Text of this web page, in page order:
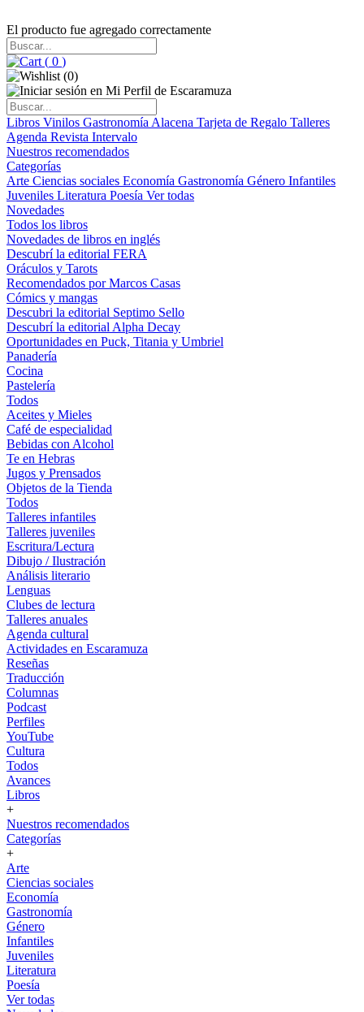
El producto fue agregado correctamente
( 0 )
(0)
Libros Vinilos Gastronomía Alacena Tarjeta de Regalo Talleres
Agenda Revista Intervalo
Nuestros recomendados
Categorías
Arte Ciencias sociales Economía Gastronomía Género Infantiles
Juveniles Literatura Poesía Ver todas
Novedades
Todos los libros
Novedades de libros en inglés
Descubrí la editorial FERA
Oráculos y Tarots
Recomendados por Marcos Casas
Cómics y mangas
Descubri la editorial Septimo Sello
Descubrí la editorial Alpha Decay
Oportunidades en Puck, Titania y Umbriel
Panadería
Cocina
Pastelería
Todos
Aceites y Mieles
Café de especialidad
Bebidas con Alcohol
Te en Hebras
Jugos y Prensados
Objetos de la Tienda
Todos
Talleres infantiles
Talleres juveniles
Escritura/Lectura
Dibujo / Ilustración
Análisis literario
Lenguas
Clubes de lectura
Talleres anuales
Agenda cultural
Actividades en Escaramuza
Reseñas
Traducción
Columnas
Podcast
Perfiles
YouTube
Cultura
Todos
Avances
Libros
+
Nuestros recomendados
Categorías
+
Arte
Ciencias sociales
Economía
Gastronomía
Género
Infantiles
Juveniles
Literatura
Poesía
Ver todas